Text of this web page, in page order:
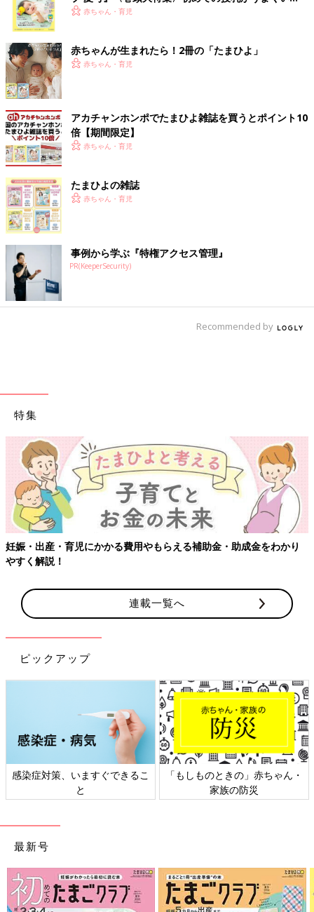
く！ おっぱい・ミルクの基本と夏のトラブル 解決テ
赤ちゃん・育児
赤ちゃんが生まれたら！2冊の「たまひよ」
赤ちゃん・育児
アカチャンホンポでたまひよ雑誌を買うとポイント10
倍【期間限定】
赤ちゃん・育児
たまひよの雑誌
赤ちゃん・育児
事例から学ぶ『特権アクセス管理』
PR(KeeperSecurity)
Recommended by
特集
妊娠・出産・育児にかかる費用やもらえる補助金・助成金をわかり
やすく解説！
連載一覧へ
ピックアップ
感染症対策、いますぐできるこ
と
「もしものときの」赤ちゃん・
家族の防災
最新号